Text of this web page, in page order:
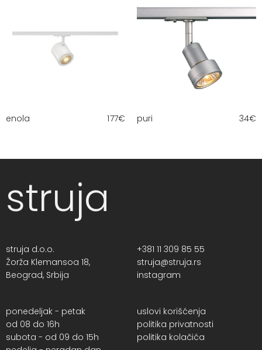
enola 177€ puri 34€
struja
struja d.o.o.
Žorža Klemansoa 18,
Beograd, Srbija
+381 11 309 85 55
struja@struja.rs
instagram
ponedeljak - petak
od 08 do 16h
subota - od 09 do 15h
uslovi korišćenja
politika privatnosti
politika kolačića